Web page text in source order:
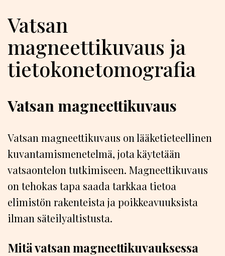
Vatsan
magneettikuvaus ja
tietokonetomografia
Vatsan magneettikuvaus
Vatsan magneettikuvaus on lääketieteellinen
kuvantamismenetelmä, jota käytetään
vatsaontelon tutkimiseen. Magneettikuvaus
on tehokas tapa saada tarkkaa tietoa
elimistön rakenteista ja poikkeavuuksista
ilman säteilyaltistusta.
Mitä vatsan magneettikuvauksessa